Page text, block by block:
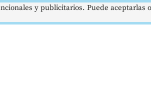
y publicitarios. Puede aceptarlas